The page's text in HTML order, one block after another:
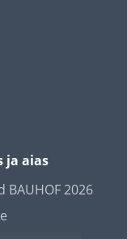
ja aias
2026